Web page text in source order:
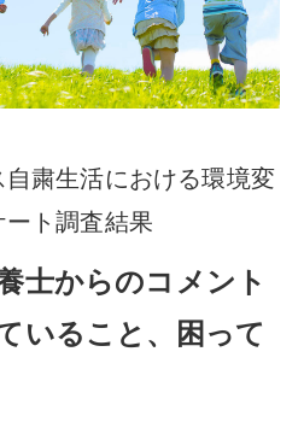
粛生活における環境変
ト調査結果
士からのコメント
いること、困って